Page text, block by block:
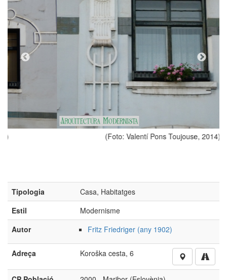
(Foto: Valentí Pons Toujouse, 2014)
Tipologia
Casa, Habitatges
Estil
Modernisme
Autor
Fritz Friedriger (any 1902)
Adreça Koroška cesta, 6